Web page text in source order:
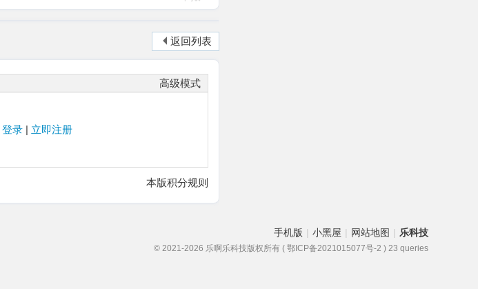
返回列表
高级模式
登录| 立即注册
本版积分规则
手机版 | 小黑屋 | 网站地图 | 乐科技
© 2021-2026 乐啊乐科技版权所有 ( 鄂ICP备2021015077号-2 ) 23 queries